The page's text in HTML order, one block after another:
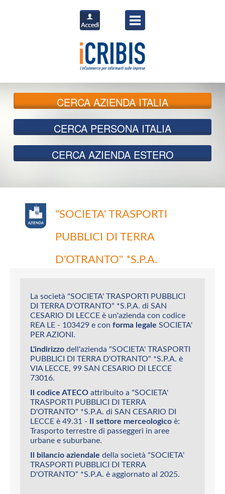
CERCAAZIENDA ITALIA
CERCA PERSONA ITALIA
CERCA AZIENDA ESTERO
"SOCIETA' TRASPORTI
PUBBLICI DI TERRA
D'OTRANTO" *S.P.A.
La società "SOCIETA' TRASPORTI PUBBLICI
DI TERRA D'OTRANTO" *S.P.A. di SAN
CESARIO DI LECCE è un'azienda con codice
REA LE - 103429 e con forma legale SOCIETA'
PER AZIONI.
L'indirizzo dell'azienda "SOCIETA' TRASPORTI
PUBBLICI DI TERRA D'OTRANTO" *S.P.A. è
VIA LECCE, 99 SAN CESARIO DI LECCE
73016.
Il codice ATECO attribuito a "SOCIETA'
TRASPORTI PUBBLICI DI TERRA
D'OTRANTO" *S.P.A. di SAN CESARIO DI
LECCE è 49.31 - Il settore merceologico è:
Trasporto terrestre di passeggeri in aree
urbane e suburbane.
Il bilancio aziendale della società "SOCIETA'
TRASPORTI PUBBLICI DI TERRA
D'OTRANTO" *S.P.A. è aggiornato al 2025.